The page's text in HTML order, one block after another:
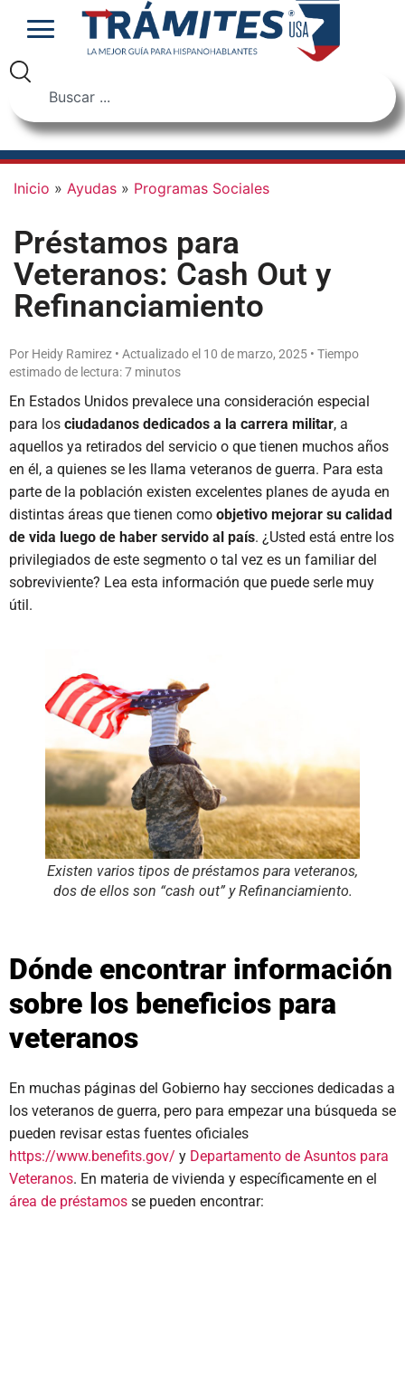
Inicio » Ayudas » Programas Sociales
Préstamos para
Veteranos: Cash Out y
Refinanciamiento
Por Heidy Ramirez • Actualizado el 10 de marzo, 2025 • Tiempo
estimado de lectura: 7 minutos
En Estados Unidos prevalece una consideración especial
para los ciudadanos dedicados a la carrera militar, a
aquellos ya retirados del servicio o que tienen muchos años
en él, a quienes se les llama veteranos de guerra. Para esta
parte de la población existen excelentes planes de ayuda en
distintas áreas que tienen como objetivo mejorar su calidad
de vida luego de haber servido al país. ¿Usted está entre los
privilegiados de este segmento o tal vez es un familiar del
sobreviviente? Lea esta información que puede serle muy
útil.
Existen varios tipos de préstamos para veteranos,
dos de ellos son “cash out” y Refinanciamiento.
Dónde encontrar información
sobre los beneficios para
veteranos
En muchas páginas del Gobierno hay secciones dedicadas a
los veteranos de guerra, pero para empezar una búsqueda se
pueden revisar estas fuentes oficiales
https://www.benefits.gov/ y Departamento de Asuntos para
Veteranos. En materia de vivienda y específicamente en el
área de préstamos se pueden encontrar: